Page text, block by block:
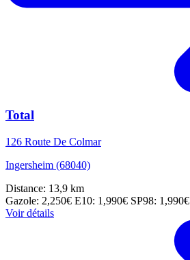
Total
126 Route De Colmar
Ingersheim (68040)
Distance: 13,9 km
Gazole: 2,250€ E10: 1,990€ SP98: 1,990€
Voir détails